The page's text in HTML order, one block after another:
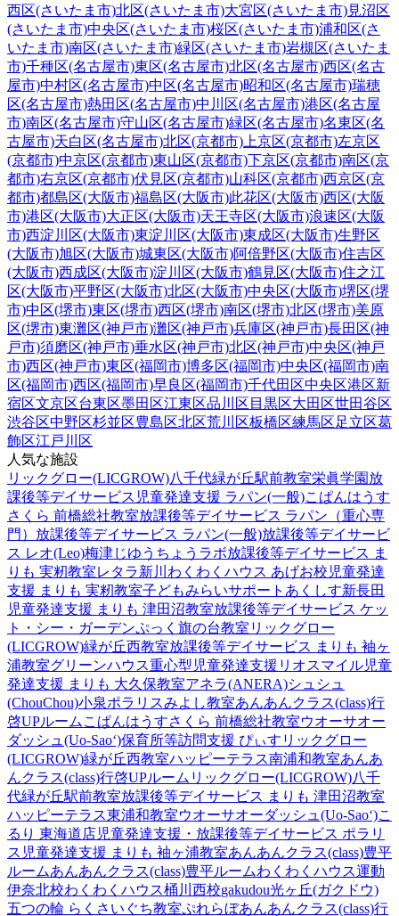
西区(さいたま市)北区(さいたま市)大宮区(さいたま市)見沼区
(さいたま市)中央区(さいたま市)桜区(さいたま市)浦和区(さ
いたま市)南区(さいたま市)緑区(さいたま市)岩槻区(さいたま
市)千種区(名古屋市)東区(名古屋市)北区(名古屋市)西区(名古
屋市)中村区(名古屋市)中区(名古屋市)昭和区(名古屋市)瑞穂
区(名古屋市)熱田区(名古屋市)中川区(名古屋市)港区(名古屋
市)南区(名古屋市)守山区(名古屋市)緑区(名古屋市)名東区(名
古屋市)天白区(名古屋市)北区(京都市) 上京区(京都市)左京区
(京都市)中京区(京都市)東山区(京都市)下京区(京都市)南区(京
都市)右京区(京都市)伏見区(京都市)山科区(京都市)西京区(京
都市)都島区(大阪市)福島区(大阪市)此花区(大阪市)西区(大阪
市)港区(大阪市)大正区(大阪市)天王寺区(大阪市)浪速区(大阪
市)西淀川区(大阪市)東淀川区(大阪市)東成区(大阪市)生野区
(大阪市)旭区(大阪市)城東区(大阪市)阿倍野区(大阪市)住吉区
(大阪市)西成区(大阪市)淀川区(大阪市)鶴見区(大阪市)住之江
区(大阪市)平野区(大阪市)北区(大阪市)中央区(大阪市)堺区(堺
市)中区(堺市)東区(堺市)西区(堺市)南区(堺市)北区(堺市)美原
区(堺市)東灘区(神戸市)灘区(神戸市)兵庫区(神戸市)長田区(神
戸市)須磨区(神戸市)垂水区(神戸市)北区(神戸市)中央区(神戸
市)西区(神戸市)東区(福岡市)博多区(福岡市)中央区(福岡市)南
区(福岡市)西区(福岡市)早良区(福岡市)千代田区中央区港区新
宿区文京区台東区墨田区江東区品川区 目黒区大田区世田谷区
渋谷区中野区杉並区豊島区北区荒川区板橋区練馬区足立区葛
飾区江戸川区
人気な施設
リックグロー(LICGROW)八千代緑が丘駅前教室栄眞学園放
課後等デイサービス 児童発達支援 ラパン(一般)こぱんはうす
さくら 前橋総社教室放課後等デイサービス ラパン（重心専
門） 放課後等デイサービス ラパン(一般)放課後等デイサービ
ス レオ(Leo)梅津じゆうちょうラボ放課後等デイサービス ま
りも 実籾教室レタラ新川 わくわくハウス あげお校 児童発達
支援 まりも 実籾教室子どもみらいサポートあくしす新長田
児童発達支援 まりも 津田沼教室放課後等デイサービス ケッ
ト・シー・ガーデンぷっく旗の台教室 リックグロー
(LICGROW)緑が丘西教室放課後等デイサービス まりも 袖ヶ
浦教室グリーンハウス重心型児童発達支援 リオスマイル児童
発達支援 まりも 大久保教室アネラ(ANERA)シュシュ
(ChouChou)小泉ポラリスみよし教室あんあんクラス(class)行
啓UPルーム こぱんはうすさくら 前橋総社教室ウオーサオー
ダッシュ(Uo-Sao‘)保育所等訪問支援 ぴぃす リックグロー
(LICGROW)緑が丘西教室ハッピーテラス南浦和教室あんあ
んクラス(class)行啓UPルーム リックグロー(LICGROW)八千
代緑が丘駅前教室放課後等デイサービス まりも 津田沼教室
ハッピーテラス東浦和教室ウオーサオーダッシュ(Uo-Sao‘)こ
るり 東海道店児童発達支援・放課後等デイサービス ポラリ
ス 児童発達支援 まりも 袖ヶ浦教室あんあんクラス(class)豊平
ルームあんあんクラス(class)豊平ルームわくわくハウス運動
伊奈北校わくわくハウス桶川西校gakudou光ヶ丘(ガクドウ)
五つの輪 らくさいぐち教室ぷれらぼあんあんクラス(class)行